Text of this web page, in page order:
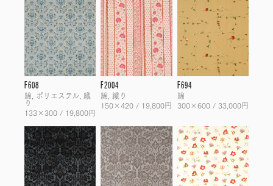
F608
綿, ポリエステル, 織
り
133×300 / 19,800円
F2004
綿, 織り
150×420 / 19,800円
F694
綿
300×600 / 33,000円